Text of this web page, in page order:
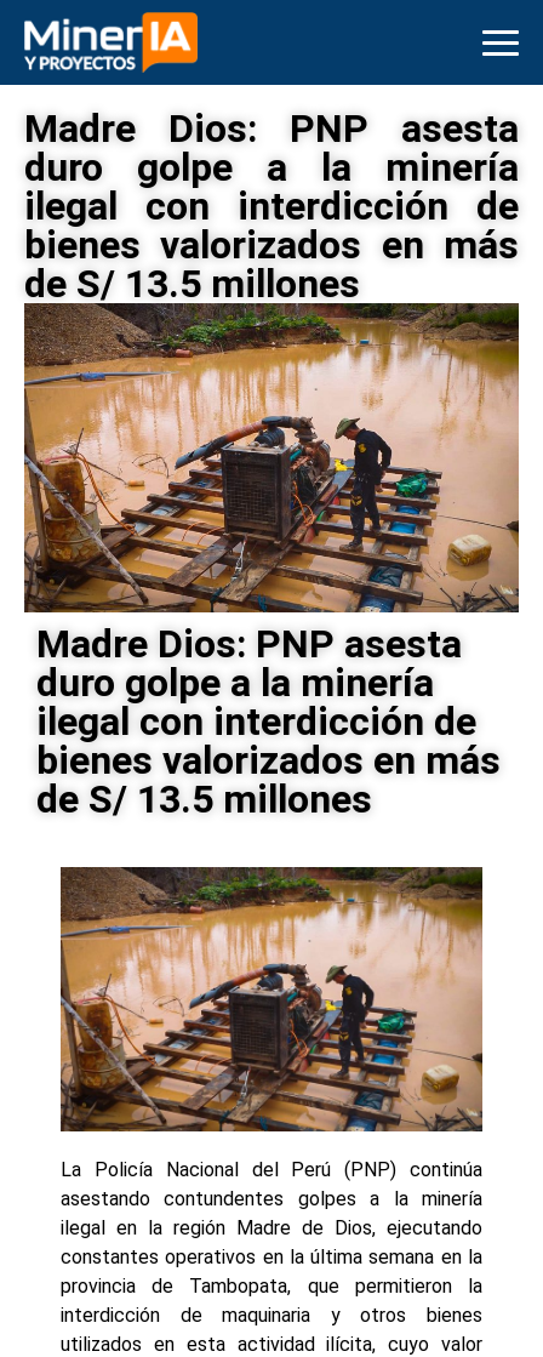
Madre Dios: PNP asesta
duro golpe a la minería
ilegal con interdicción de
bienes valorizados en más
de S/ 13.5 millones
Madre Dios: PNP asesta
duro golpe a la minería
ilegal con interdicción de
bienes valorizados en más
de S/ 13.5 millones
La Policía Nacional del Perú (PNP) continúa
asestando contundentes golpes a la minería
ilegal en la región Madre de Dios, ejecutando
constantes operativos en la última semana en la
provincia de Tambopata, que permitieron la
interdicción de maquinaria y otros bienes
utilizados en esta actividad ilícita, cuyo valor